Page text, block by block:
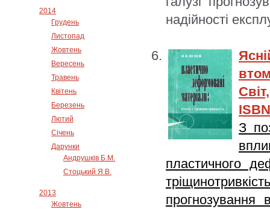
2014
Грудень
Листопад
Жовтень
Вересень
Травень
Квітень
Березень
Лютий
Січень
Дарунки
Андрушків Б.М.
Стоцький Я.В.
2013
Жовтень
надійності
З
пластичного
прогнозування